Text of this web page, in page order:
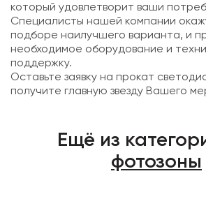
который удовлетворит ваши
Специалисты нашей компании
подборе наилучшего варианта, и
необходимое оборудование и
поддержку.
Оставьте заявку на прокат
получите главную звезду Вашего
Ещё из
фотозоны